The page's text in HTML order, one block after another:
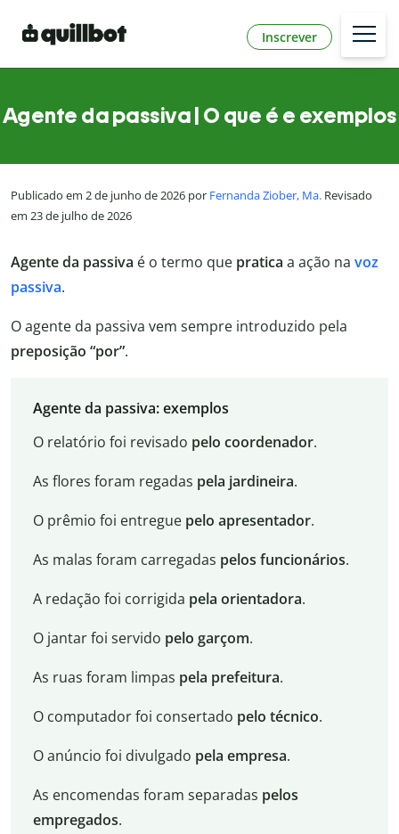
Inscrever
Agente da passiva | O que é e exemplos
Publicado em 2 de junho de 2026 por Fernanda Ziober, Ma. Revisado
em 23 de julho de 2026
Agente da passiva é o termo que pratica a ação na voz
passiva.
O agente da passiva vem sempre introduzido pela
preposição “por”.
Agente da passiva: exemplos
O relatório foi revisado pelo coordenador.
As flores foram regadas pela jardineira.
O prêmio foi entregue pelo apresentador.
As malas foram carregadas pelos funcionários.
A redação foi corrigida pela orientadora.
O jantar foi servido pelo garçom.
As ruas foram limpas pela prefeitura.
O computador foi consertado pelo técnico.
O anúncio foi divulgado pela empresa.
As encomendas foram separadas pelos
empregados.